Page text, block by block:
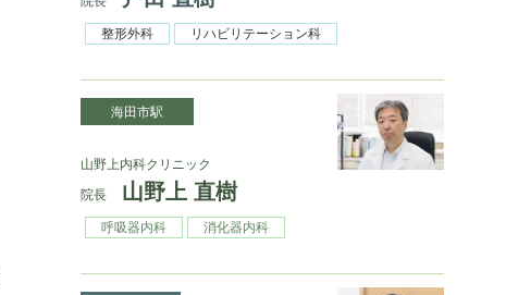
整形外科 リハビリテーション科
海田市駅
山野上内科クリニック
院長
山野上 直樹
呼吸器内科 消化器内科